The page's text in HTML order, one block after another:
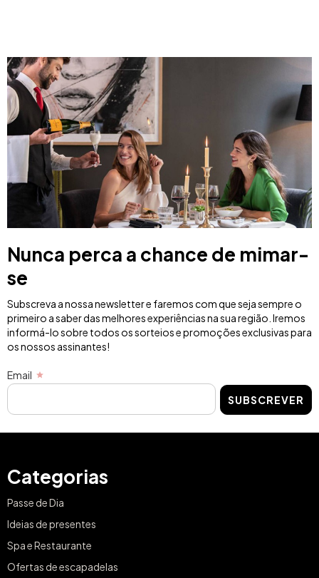
Nunca perca a chance de mimar-
se
Subscreva a nossa newsletter e faremos com que seja sempre o
primeiro a saber das melhores experiências na sua região. Iremos
informá-lo sobre todos os sorteios e promoções exclusivas para
os nossos assinantes!
Email
SUBSCREVER
Categorias
Passe de Dia
Ideias de presentes
Spa e Restaurante
Ofertas de escapadelas